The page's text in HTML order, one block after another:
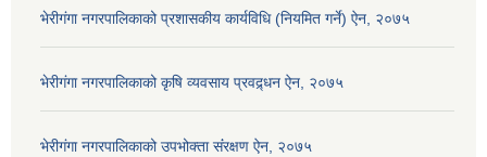
भेरीगंगा नगरपालिकाको प्रशासकीय कार्यविधि (नियमित गर्ने) ऐन, २०७५
भेरीगंगा नगरपालिकाको कृषि व्यवसाय प्रवद्र्धन ऐन, २०७५
भेरीगंगा नगरपालिकाको उपभोक्ता संंरक्षण ऐन, २०७५